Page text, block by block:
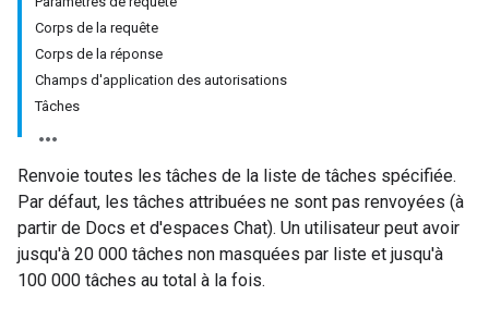
Corps de la requête
Corps de la réponse
Champs d'application des autorisations
Tâches
Renvoie toutes les tâches de la liste de tâches spécifiée.
Par défaut, les tâches attribuées ne sont pas renvoyées (à
partir de Docs et d'espaces Chat). Un utilisateur peut avoir
jusqu'à 20 000 tâches non masquées par liste et jusqu'à
100 000 tâches au total à la fois.